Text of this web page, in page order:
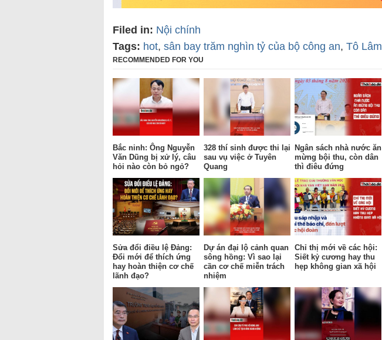
Filed in: Nội chính
Tags: hot, sân bay trăm nghìn tỷ của bộ công an, Tô Lâm
RECOMMENDED FOR YOU
Bắc ninh: Ông Nguyễn
Văn Dũng bị xử lý, câu
hỏi nào còn bỏ ngỏ?
328 thí sinh được thi lại
sau vụ việc ở Tuyên
Quang
Ngân sách nhà nước ăn
mừng bội thu, còn dân
thì điêu đứng
Sửa đổi điều lệ Đảng:
Đổi mới để thích ứng
hay hoàn thiện cơ chế
lãnh đạo?
Dự án đại lộ cảnh quan
sông hồng: Vì sao lại
cần cơ chế miễn trách
nhiệm
Chỉ thị mới về các hội:
Siết kỷ cương hay thu
hẹp không gian xã hội